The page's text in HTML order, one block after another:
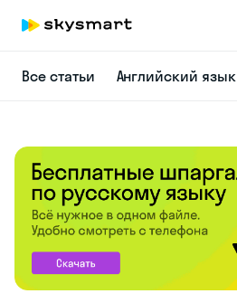
Все статьи Английский язык